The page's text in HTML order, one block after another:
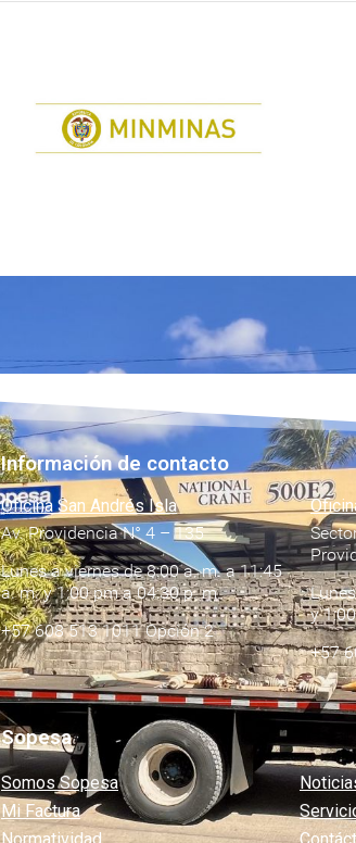
Información de contacto
Oficina San Andrés Isla
Av. Providencia N° 4 – 135
Lunes a viernes de 8:00 a. m. a 11:45
a. m. y 1:00 pm a 04:30 p. m.
+57 608 513 1011 Opción 2
y
+57
Sopesa
Somos Sopesa
Mi Factura
Normatividad